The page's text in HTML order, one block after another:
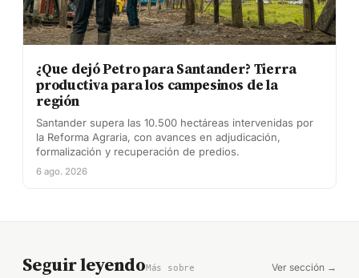
¿Que dejó Petro para Santander? Tierra
productiva para los campesinos de la
región
Santander supera las 10.500 hectáreas intervenidas por
la Reforma Agraria, con avances en adjudicación,
formalización y recuperación de predios.
6 ago. 2026
Seguir leyendoMás sobre Ver sección →